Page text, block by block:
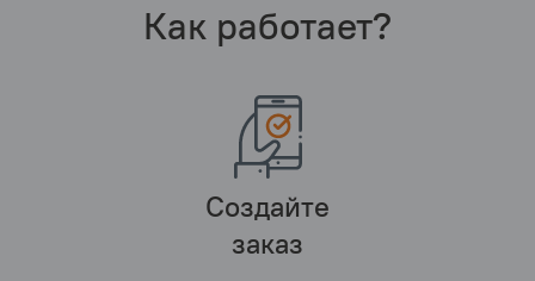
Как работает?
Создайте
заказ